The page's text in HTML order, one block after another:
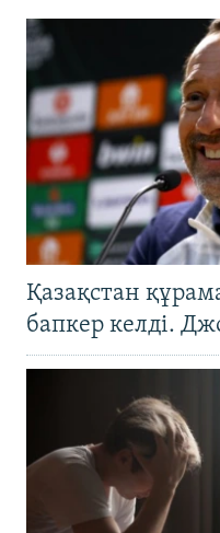
Қазақстан
бапкер келді.